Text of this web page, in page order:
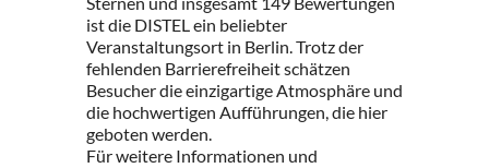
ist die DISTEL ein beliebter
Veranstaltungsort in Berlin. Trotz der
fehlenden Barrierefreiheit schätzen
Besucher die einzigartige Atmosphäre und
die hochwertigen Aufführungen, die hier
geboten werden.
Für weitere Informationen und